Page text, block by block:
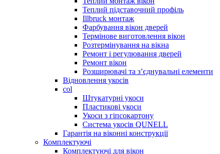
Теплий підставочний профіль
Illbruck монтаж
Фарбування вікон дверей
Термінове виготовлення вікон
Розтермінування на вікна
Ремонт і регулювання дверей
Ремонт вікон
Розширювачі та з’єднувальні елементи
Відновлення укосів
col
Штукатурні укоси
Пластикові укоси
Укоси з гіпсокартону
Система укосів QUNELL
Гарантія на віконні конструкції
Комплектуючі
Комплектуючі для вікон